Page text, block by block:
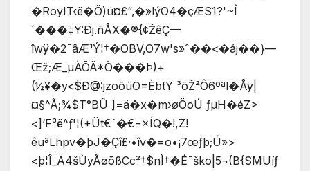
�RoyIT‹ë�Ö)ü¤£“‚�»lýO4�çÆS1?'~Î
´���‡Ÿ:Ðj.ñÅX�®{¢ŽêÇ—
îwÿ�2˜âÆ¹Ý¦†�OBV‚O7w's»ˆ��<�áj��}—
Œž;Æ_µÀÕÄ*Ò���Þ)+
(½¥�y<$Ð@:jzoõùÖ=ÈbtY ³õŽ²Ô6ºªl�Åÿ|
¤§^Ã;¾$T°BÛ ]=ä�x�m›øÖoÚ ƒµH�éZ>
<]‘F³ë^ƒ'¦(+Üt€ˆ�€¬×ÍQ�!,Z!
êuªLhpv�þJ�Çî£·•îv�=o•¡7œƒþ;Ú»>
<þ¦Î_Ä4šÙyÃøõßCc²†$nÌ†�É˜ško|5¬(B{SMUíƒ